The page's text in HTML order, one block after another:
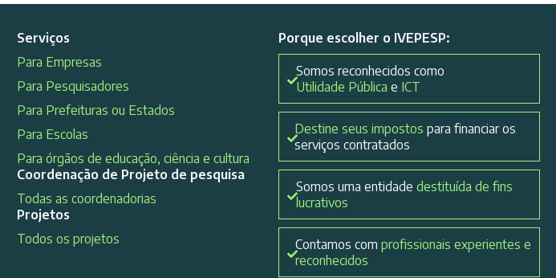
Serviços
Para Empresas
Para Pesquisadores
Para Prefeituras ou Estados
Para Escolas
Para órgãos de educação, ciência e cultura
Coordenação de Projeto de pesquisa
Todas as coordenadorias
Projetos
Todos os projetos
Porque escolher o IVEPESP:
Somos reconhecidos como
Utilidade Pública e ICT
Destine seus impostos para financiar os
serviços contratados
Somos uma entidadedestituída de fins
lucrativos
Contamos com profissionais experientes e
reconhecidos